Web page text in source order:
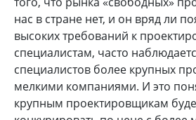
нас в стране нет, и он вряд ли
высоких требований к
специалистам, часто
специалистов более крупных
мелкими компаниями. И это
крупным проектировщикам